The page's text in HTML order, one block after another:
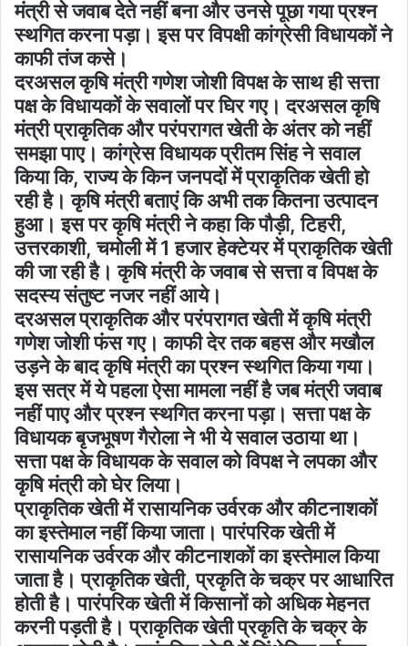
मंत्री से जवाब देते नहीं बना और उनसे पूछा गया प्रश्न
स्थगित करना पड़ा। इस पर विपक्षी कांग्रेसी विधायकों ने
काफी तंज कसे।
दरअसल कृषि मंत्री गणेश जोशी विपक्ष के साथ ही सत्ता
पक्ष के विधायकों के सवालों पर घिर गए। दरअसल कृषि
मंत्री प्राकृतिक और परंपरागत खेती के अंतर को नहीं
समझा पाए। कांग्रेस विधायक प्रीतम सिंह ने सवाल
किया कि, राज्य के किन जनपदों में प्राकृतिक खेती हो
रही है। कृषि मंत्री बताएं कि अभी तक कितना उत्पादन
हुआ। इस पर कृषि मंत्री ने कहा कि पौड़ी, टिहरी,
उत्तरकाशी, चमोली में 1 हजार हेक्टेयर में प्राकृतिक खेती
की जा रही है। कृषि मंत्री के जवाब से सत्ता व विपक्ष के
सदस्य संतुष्ट नजर नहीं आये।
दरअसल प्राकृतिक और परंपरागत खेती में कृषि मंत्री
गणेश जोशी फंस गए। काफी देर तक बहस और मखौल
उड़ने के बाद कृषि मंत्री का प्रश्न स्थगित किया गया।
इस सत्र में ये पहला ऐसा मामला नहीं है जब मंत्री जवाब
नहीं पाए और प्रश्न स्थगित करना पड़ा। सत्ता पक्ष के
विधायक बृजभूषण गैरोला ने भी ये सवाल उठाया था।
सत्ता पक्ष के विधायक के सवाल को विपक्ष ने लपका और
कृषि मंत्री को घेर लिया।
प्राकृतिक खेती में रासायनिक उर्वरक और कीटनाशकों
का इस्तेमाल नहीं किया जाता। पारंपरिक खेती में
रासायनिक उर्वरक और कीटनाशकों का इस्तेमाल किया
जाता है। प्राकृतिक खेती, प्रकृति के चक्र पर आधारित
होती है। पारंपरिक खेती में किसानों को अधिक मेहनत
करनी पड़ती है। प्राकृतिक खेती प्रकृति के चक्र के